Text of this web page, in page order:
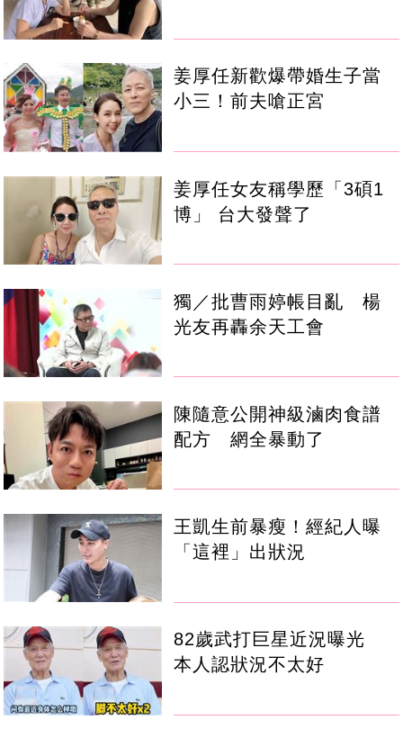
姜厚任新歡爆帶婚生子當
小三！前夫嗆正宮
姜厚任女友稱學歷「3碩1
博」 台大發聲了
獨／批曹雨婷帳目亂 楊
光友再轟余天工會
陳隨意公開神級滷肉食譜
配方 網全暴動了
王凱生前暴瘦！經紀人曝
「這裡」出狀況
82歲武打巨星近況曝光
本人認狀況不太好